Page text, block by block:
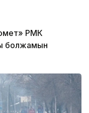
РМК
болжамын